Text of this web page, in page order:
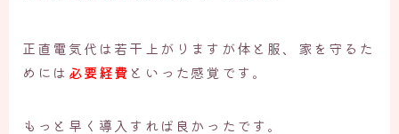
正直電気代は若干上がりますが体と服、家を守るた
めには 必要経費 といった感覚です。
もっと早く導入すれば良かったです。